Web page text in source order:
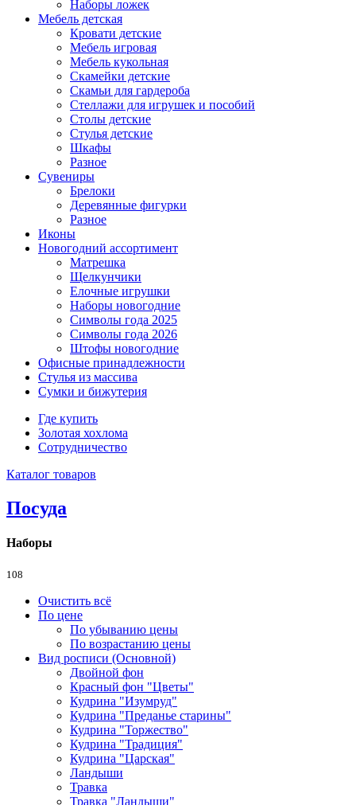
Наборы ложек
Мебель детская
Кровати детские
Мебель игровая
Мебель кукольная
Скамейки детские
Скамьи для гардероба
Стеллажи для игрушек и пособий
Столы детские
Стулья детские
Шкафы
Разное
Сувениры
Брелоки
Деревянные фигурки
Разное
Иконы
Новогодний ассортимент
Матрешка
Щелкунчики
Елочные игрушки
Наборы новогодние
Символы года 2025
Символы года 2026
Штофы новогодние
Офисные принадлежности
Стулья из массива
Сумки и бижутерия
Где купить
Золотая хохлома
Сотрудничество
Каталог товаров
Посуда
Наборы
108
Очистить всё
По цене
По убыванию цены
По возрастанию цены
Вид росписи (Основной)
Двойной фон
Красный фон "Цветы"
Кудрина "Изумруд"
Кудрина "Преданье старины"
Кудрина "Торжество"
Кудрина "Традиция"
Кудрина "Царская"
Ландыши
Травка
Травка "Ландыши"